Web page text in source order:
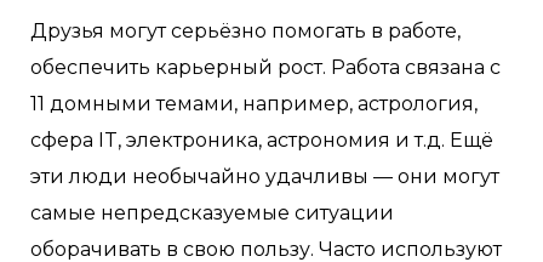
Друзья могут серьёзно помогать в работе,
обеспечить карьерный рост. Работа связана с
11 домными темами, например, астрология,
сфера IT, электроника, астрономия и т.д. Ещё
эти люди необычайно удачливы — они могут
самые непредсказуемые ситуации
оборачивать в свою пользу. Часто используют